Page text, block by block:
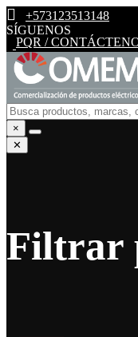
+573123513148
SÍGUENOS
PQR /
×
✕
Filtrar